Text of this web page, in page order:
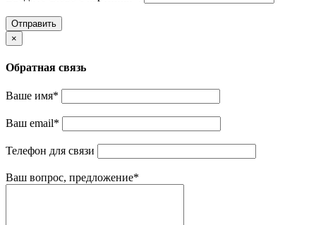
Отправить
×
Обратная связь
Ваше имя*
Ваш email*
Телефон для связи
Ваш вопрос, предложение*